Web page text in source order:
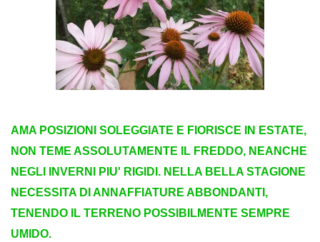
AMA POSIZIONI SOLEGGIATE E FIORISCE IN ESTATE,
NON TEME ASSOLUTAMENTE IL FREDDO, NEANCHE
NEGLI INVERNI PIU' RIGIDI. NELLA BELLA STAGIONE
NECESSITA DI ANNAFFIATURE ABBONDANTI,
TENENDO IL TERRENO POSSIBILMENTE SEMPRE
UMIDO.